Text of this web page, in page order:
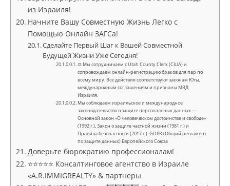
из Израиля!
Начните Вашу Совместную Жизнь Легко с
Помощью Онлайн ЗАГСа!
Сделайте Первый Шаг к Вашей Совместной
Будущей Жизни Уже Сегодня!
⚖ Мы сотрудничаем с Utah County Clerk (США) и
сопровождаем онлайн-регистрацию браков для пар по
всему миру. Все действия соответствуют законам Юты,
международным соглашениям и признаны МВД
Израиля.
Мы соблюдаем израильское и международное
законодательство о защите персональных данных —
Основной закон «О человеческом достоинстве и свободе»
(1992 г.), Закон о защите частной жизни (1981 г.) и
Правила безопасности (2017 г.). GDPR (Общий регламент
по защите данных) Европейского Союза
Доверьте бюрократию профессионалам!
⭐⭐⭐⭐⭐ Консалтинговое агентство в Израиле
«A.R.IMMIGREALTY» & партнеры